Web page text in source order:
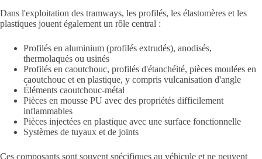
Dans l'exploitation des tramways, les profilés, les élastomères et les
plastiques jouent également un rôle central :
Profilés en aluminium (profilés extrudés), anodisés,
thermolaqués ou usinés
Profilés en caoutchouc, profilés d'étanchéité, pièces moulées en
caoutchouc et en plastique, y compris vulcanisation d'angle
Éléments caoutchouc-métal
Pièces en mousse PU avec des propriétés difficilement
inflammables
Pièces injectées en plastique avec une surface fonctionnelle
Systèmes de tuyaux et de joints
Ces composants sont souvent spécifiques au véhicule et ne peuvent